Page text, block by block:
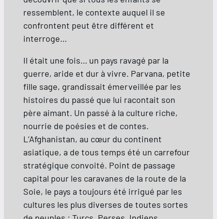
ressemblent, le contexte auquel il se
confrontent peut être différent et
interroge…
Il était une fois… un pays ravagé par la
guerre, aride et dur à vivre. Parvana, petite
fille sage, grandissait émerveillée par les
histoires du passé que lui racontait son
père aimant. Un passé à la culture riche,
nourrie de poésies et de contes.
L’Afghanistan, au cœur du continent
asiatique, a de tous temps été un carrefour
stratégique convoité. Point de passage
capital pour les caravanes de la route de la
Soie, le pays a toujours été irrigué par les
cultures les plus diverses de toutes sortes